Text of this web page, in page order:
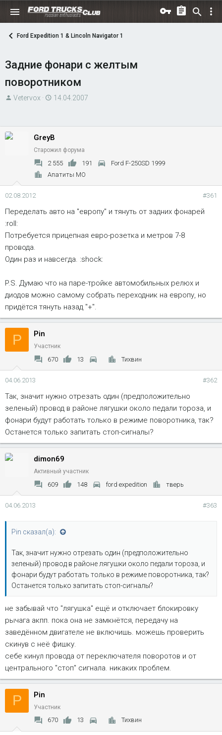
Ford Expedition 1 & Lincoln Navigator 1
Задние фонари с желтым
поворотником
А
ы
Vetervox
Д
н
а
ч
а
л
14.04.2007
GreyB
Старожил форума
2 555 191
Ford F-250SD 1999
Апатиты МО
02.08.2012 #361
Переделать авто на "европу" и тянуть от задних фонарей
:roll:
Потребуется прицепная евро-розетка и метров 7-8
провода.
Один раз и навсегда. :shock:
P.S. Думаю что на паре-тройке автомобильных релюх и
диодов можно самому собрать переходник на европу, но
придётся тянуть назад "+".
P Pin
Участник
670 13 Тихвин
04.06.2013 #362
Так, значит нужно отрезать один (предположительно
зеленый) провод в районе лягушки около педали тороза, и
фонари будут работать только в режиме поворотника, так?
Останется только запитать стоп-сигналы?
dimon69
Активный участник
609 148 ford expedition тверь
04.06.2013 #363
Pin сказал(а):
Так, значит нужно отрезать один (предположительно
зеленый) провод в районе лягушки около педали тороза, и
фонари будут работать только в режиме поворотника, так?
Останется только запитать стоп-сигналы?
не забывай что "лягушка" ещё и отключает блокировку
рычага акпп. пока она не замкнётся, передачу на
заведённом двигателе не включишь. можешь проверить
скинув с неё фишку.
себе кинул провода от переключателя поворотов и от
центрального "стоп" сигнала. никаких проблем.
P Pin
Участник
670 13 Тихвин